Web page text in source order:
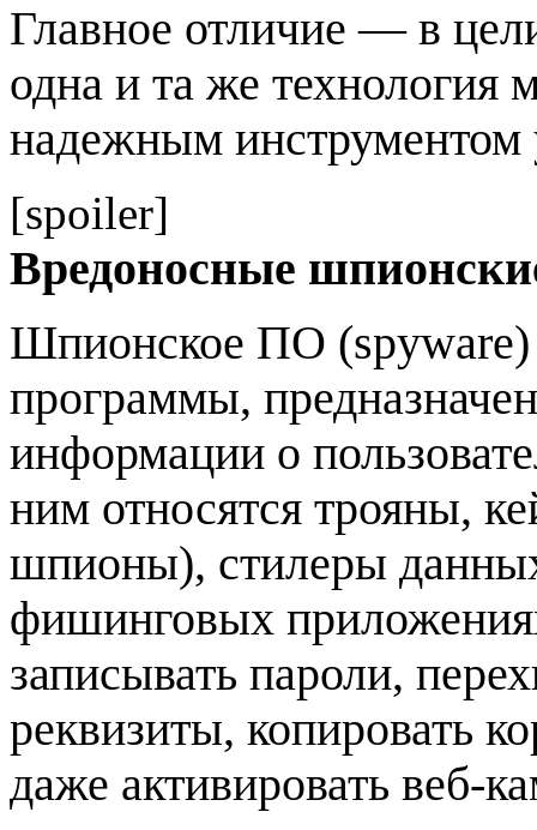
Главное отличие — в
одна и та же технология
надежным инструментом
[spoiler]
Вредоносные
Шпионское ПО
программы,
информации о
ним относятся трояны,
шпионы), стилеры
фишинговых
записывать пароли,
реквизиты, копировать
даже активировать веб-